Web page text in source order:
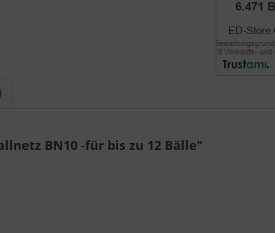
BN10 -für bis zu 12 Bälle"